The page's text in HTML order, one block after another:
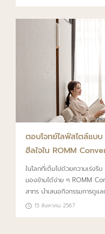
คือข้อมูลและเคล็ดลับสำคัญที่
ตอบโจทย์ไลฟ์สไตล์แบ
ฮีลใจใน ROMM
ในโลกที่เต็มไปด้วยความเร่งรี
มองข้ามได้ง่าย ๆ ROMM
สาทร นำเสนอกิจกรรมการดูแ
ความเป็นอยู่ที่ดีของคุณ ออกแ
15 สิงหาคม 2567